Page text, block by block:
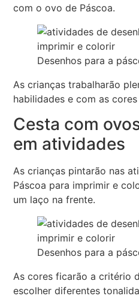
com o ovo de Páscoa.
Desenhos para a
As crianças trabalharão
habilidades e com as
Cesta com
em atividades
As crianças pintarão nas
Páscoa para imprimir e
um laço na frente.
Desenhos para a
As cores ficarão a critério
escolher diferentes